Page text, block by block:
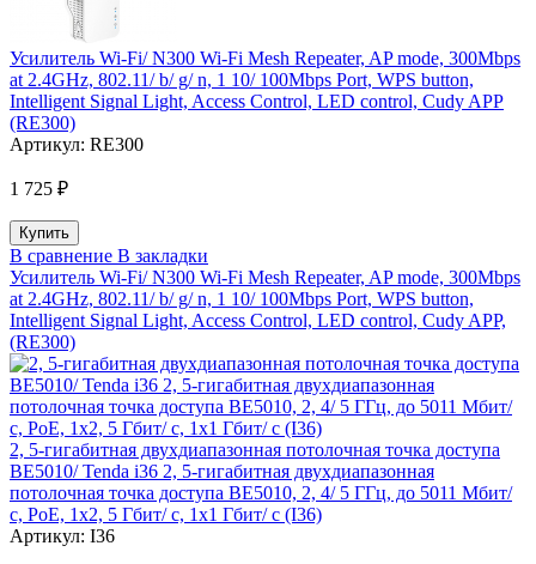
Усилитель Wi-Fi/ N300 Wi-Fi Mesh Repeater, AP mode, 300Mbps
at 2.4GHz, 802.11/ b/ g/ n, 1 10/ 100Mbps Port, WPS button,
Intelligent Signal Light, Access Control, LED control, Cudy APP
(RE300)
Артикул: RE300
1 725 ₽
В сравнение В закладки
Усилитель Wi-Fi/ N300 Wi-Fi Mesh Repeater, AP mode, 300Mbps
at 2.4GHz, 802.11/ b/ g/ n, 1 10/ 100Mbps Port, WPS button,
Intelligent Signal Light, Access Control, LED control, Cudy APP,
(RE300)
2, 5-гигабитная двухдиапазонная потолочная точка доступа
BE5010/ Tenda i36 2, 5-гигабитная двухдиапазонная
потолочная точка доступа BE5010, 2, 4/ 5 ГГц, до 5011 Мбит/
с, PoE, 1x2, 5 Гбит/ с, 1x1 Гбит/ с (I36)
Артикул: I36